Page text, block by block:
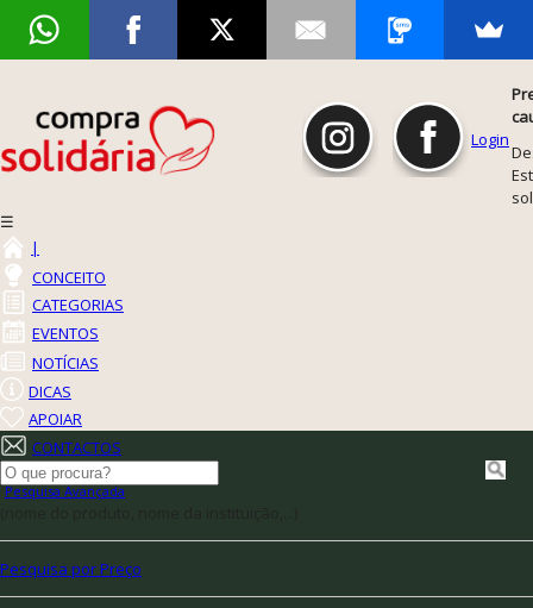
Login
☰
|
CONCEITO
CATEGORIAS
EVENTOS
NOTÍCIAS
DICAS
APOIAR
CONTACTOS
Pesquisa Avançada
Pesquisa por Preço